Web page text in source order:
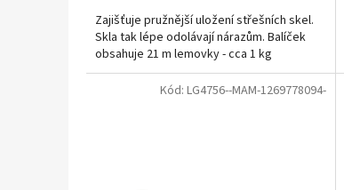
Zajišťuje pružnější uložení střešních skel.
Skla tak lépe odolávají nárazům. Balíček
obsahuje 21 m lemovky - cca 1 kg
Kód: LG4756--MAM-1269778094-